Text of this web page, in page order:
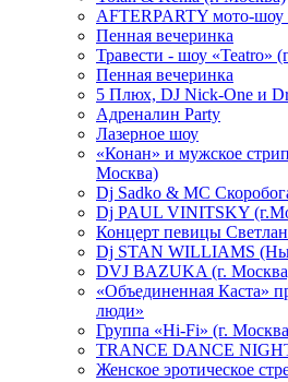
AFTERPARTY мото-
Пенная вечеринка
Травести - шоу «Teatro»
Пенная вечеринка
5 Плюх, DJ Nick-One и
Адреналин Party
Лазерное шоу
«Конан» и мужское
Москва)
Dj Sadko & МС
Dj PAUL VINITSKY
Концерт певицы
Dj STAN WILLIAMS
DVJ BAZUKA (г.
«Объединенная Каста»
люди»
Группа «Hi-Fi» (г.
TRANCE DANCE
Женское эротическое